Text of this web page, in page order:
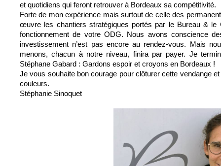
et quotidiens qui feront retrouver à Bordeaux sa compétitivité.
Forte de mon expérience mais surtout de celle des
œuvre les chantiers stratégiques portés par le Bureau & le
fonctionnement de votre ODG. Nous avons conscience
investissement n’est pas encore au rendez-vous. Mais
menons, chacun à notre niveau, finira par payer. Je
Stéphane Gabard : Gardons espoir et croyons en Bordeaux !
Je vous souhaite bon courage pour clôturer cette vendange
couleurs.
Stéphanie Sinoquet